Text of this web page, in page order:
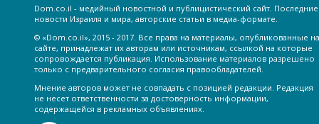
Dom.co.il - медийный новостной и публицистический сайт. Последние
новости Израиля и мира, авторские статьи в медиа-формате.
© «Dom.co.il», 2015 - 2017. Все права на материалы, опубликованные на
сайте, принадлежат их авторам или источникам, ссылкой на которые
сопровождается публикация. Использование материалов разрешено
только с предварительного согласия правообладателей.
Мнение авторов может не совпадать с позицией редакции. Редакция
не несет ответственности за достоверность информации,
содержащейся в рекламных объявлениях.